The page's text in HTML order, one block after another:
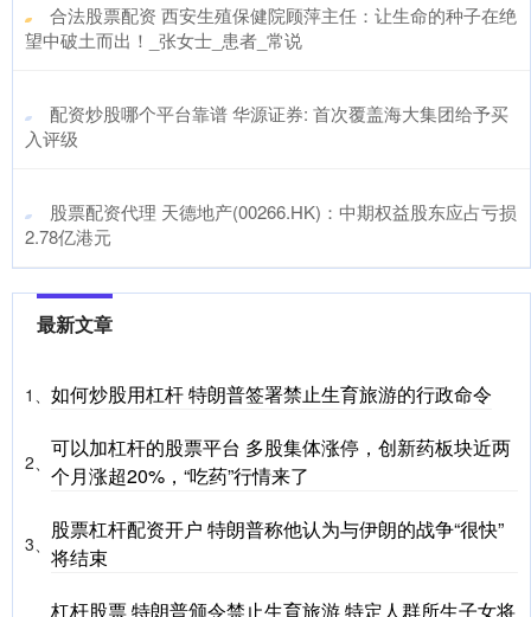
​合法股票配资 西安生殖保健院顾萍主任：让生命的种子在绝
望中破土而出！_张女士_患者_常说
​配资炒股哪个平台靠谱 华源证券: 首次覆盖海大集团给予买
入评级
​股票配资代理 天德地产(00266.HK)：中期权益股东应占亏损
2.78亿港元
最新文章
1、 如何炒股用杠杆 特朗普签署禁止生育旅游的行政命令
2、
可以加杠杆的股票平台 多股集体涨停，创新药板块近两
个月涨超20%，“吃药”行情来了
3、
股票杠杆配资开户 特朗普称他认为与伊朗的战争“很快”
将结束
杠杆股票 特朗普颁令禁止生育旅游 特定人群所生子女将